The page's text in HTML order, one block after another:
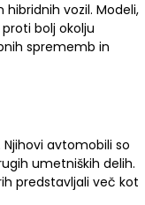
vozil. Modeli,
bolj okolju
sprememb in
avtomobili so
umetniških delih.
predstavljali več kot